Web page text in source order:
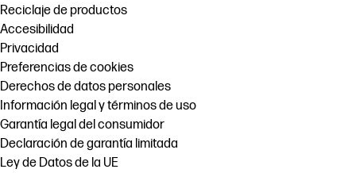
Reciclaje de productos
Accesibilidad
Privacidad
Preferencias de cookies
Derechos de datos personales
Información legal y términos de uso
Garantía legal del consumidor
Declaración de garantía limitada
Ley de Datos de la UE